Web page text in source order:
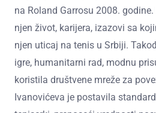
na Roland Garrosu 2008.
njen život, karijera, izazovi sa
njen uticaj na tenis u Srbiji.
igre, humanitarni rad, modnu
koristila društvene mreže za
Ivanovićeva je postavila